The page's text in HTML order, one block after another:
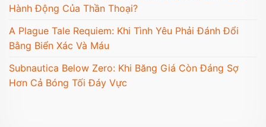
Hành Động Của Thần Thoại?
A Plague Tale Requiem: Khi Tình Yêu Phải Đánh Đổi
Bằng Biển Xác Và Máu
Subnautica Below Zero: Khi Băng Giá Còn Đáng Sợ
Hơn Cả Bóng Tối Đáy Vực